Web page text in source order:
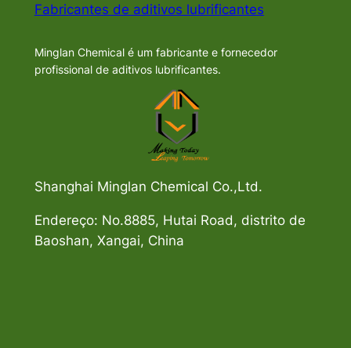
Fabricantes de aditivos lubrificantes
Minglan Chemical é um fabricante e fornecedor
profissional de aditivos lubrificantes.
Shanghai Minglan Chemical Co.,Ltd.
Endereço: No.8885, Hutai Road, distrito de
Baoshan, Xangai, China